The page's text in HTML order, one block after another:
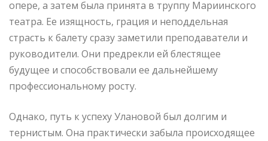
опере, а затем была принята в труппу Мариинского
театра. Ее изящность, грация и неподдельная
страсть к балету сразу заметили преподаватели и
руководители. Они предрекли ей блестящее
будущее и способствовали ее дальнейшему
профессиональному росту.
Однако, путь к успеху Улановой был долгим и
тернистым. Она практически забыла происходящее